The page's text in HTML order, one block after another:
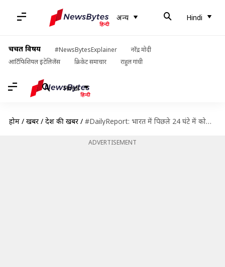
अन्य Hindi
चर्चित विषय #NewsBytesExplainer
नरेंद्र मोदी
आर्टिफिशियल इंटेलिजेंस
क्रिकेट समाचार राहुल गांधी
Hindi
होम / खबरें / देश की खबरें / #DailyReport: भारत में पिछले 24 घंटे में कोरोना वायरस के रिकॉर्ड 5,242 नए मामले
ADVERTISEMENT